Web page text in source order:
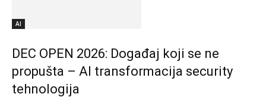
AI
DEC OPEN 2026: Događaj koji se ne
propušta – AI transformacija security
tehnologija